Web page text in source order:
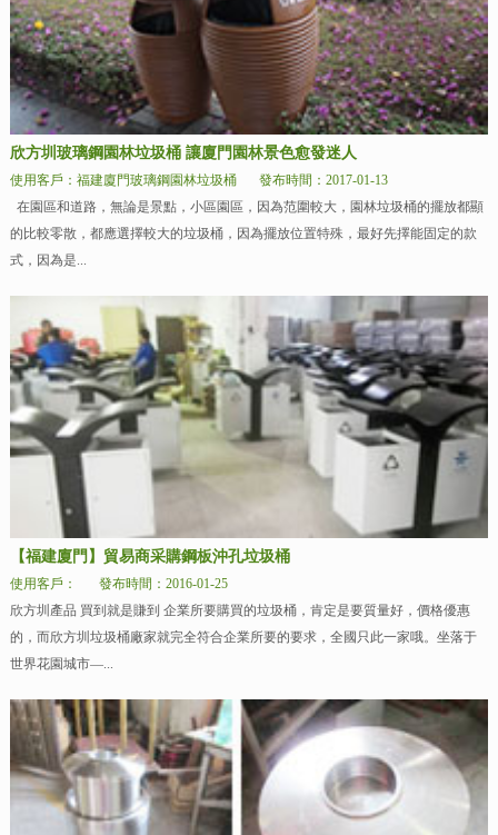
欣方圳玻璃鋼園林垃圾桶 讓廈門園林景色愈發迷人
使用客戶：福建廈門玻璃鋼園林垃圾桶
發布時間：2017-01-13
在園區和道路，無論是景點，小區園區，因為范圍較大，園林垃圾桶的擺放都顯
的比較零散，都應選擇較大的垃圾桶，因為擺放位置特殊，最好先擇能固定的款
式，因為是...
【福建廈門】貿易商采購鋼板沖孔垃圾桶
使用客戶：
發布時間：2016-01-25
欣方圳產品 買到就是賺到 企業所要購買的垃圾桶，肯定是要質量好，價格優惠
的，而欣方圳垃圾桶廠家就完全符合企業所要的要求，全國只此一家哦。坐落于
世界花園城市—...